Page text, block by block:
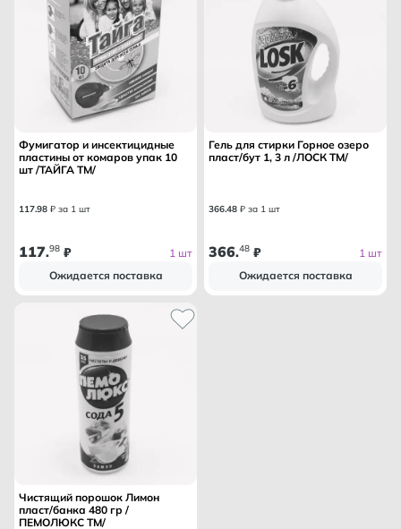
Фумигатор и инсектицидные
пластины от комаров упак 10
шт /ТАЙГА ТМ/
117.98 ₽ за 1 шт
117.98 ₽
1 шт
Ожидается поставка
Гель для стирки Горное озеро
пласт/бут 1, 3 л /ЛОСК ТМ/
366.48 ₽ за 1 шт
366.48 ₽
1 шт
Ожидается поставка
Чистящий порошок Лимон
пласт/банка 480 гр /
ПЕМОЛЮКС ТМ/